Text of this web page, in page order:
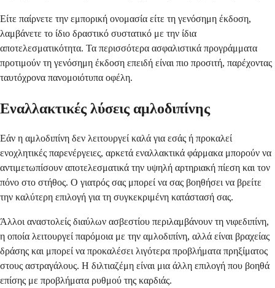
Είτε παίρνετε την εμπορική ονομασία είτε τη γενόσημη έκδοση,
λαμβάνετε το ίδιο δραστικό συστατικό με την ίδια
αποτελεσματικότητα. Τα περισσότερα ασφαλιστικά προγράμματα
προτιμούν τη γενόσημη έκδοση επειδή είναι πιο προσιτή, παρέχοντας
ταυτόχρονα πανομοιότυπα οφέλη.
Εναλλακτικές λύσεις αμλοδιπίνης
Εάν η αμλοδιπίνη δεν λειτουργεί καλά για εσάς ή προκαλεί
ενοχλητικές παρενέργειες, αρκετά εναλλακτικά φάρμακα μπορούν να
αντιμετωπίσουν αποτελεσματικά την υψηλή αρτηριακή πίεση και τον
πόνο στο στήθος. Ο γιατρός σας μπορεί να σας βοηθήσει να βρείτε
την καλύτερη επιλογή για τη συγκεκριμένη κατάστασή σας.
Άλλοι αναστολείς διαύλων ασβεστίου περιλαμβάνουν τη νιφεδιπίνη,
η οποία λειτουργεί παρόμοια με την αμλοδιπίνη, αλλά είναι βραχείας
δράσης και μπορεί να προκαλέσει λιγότερα προβλήματα πρηξίματος
στους αστραγάλους. Η διλτιαζέμη είναι μια άλλη επιλογή που βοηθά
επίσης με προβλήματα ρυθμού της καρδιάς.